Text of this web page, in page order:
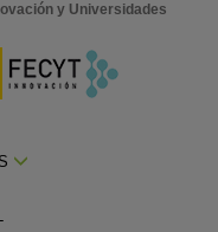
y Universidades